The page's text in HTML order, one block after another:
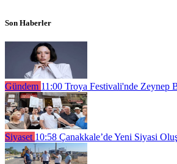
Son Haberler
Gündem 11:00 Troya Festivali'nde Zeynep
Siyaset 10:58 Çanakkale’de Yeni Siyasi